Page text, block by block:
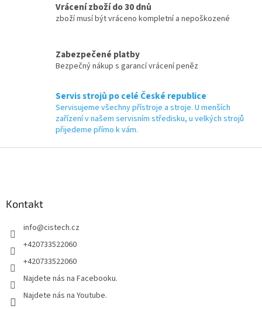
Vrácení zboží do 30 dnů
zboží musí být vráceno kompletní a nepoškozené
Zabezpečené platby
Bezpečný nákup s garancí vrácení peněz
Servis strojů po celé České republice
Servisujeme všechny přístroje a stroje. U menších
zařízení v našem servisním středisku, u velkých strojů
přijedeme přímo k vám.
Kontakt
info@cistech.cz
+420733522060
+420733522060
Najdete nás na Facebooku.
Najdete nás na Youtube.